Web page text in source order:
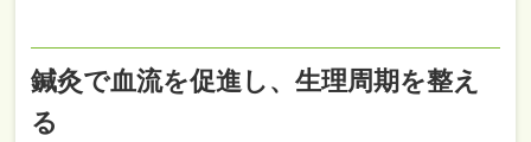
鍼灸で血流を促進し、生理周期を整え
る